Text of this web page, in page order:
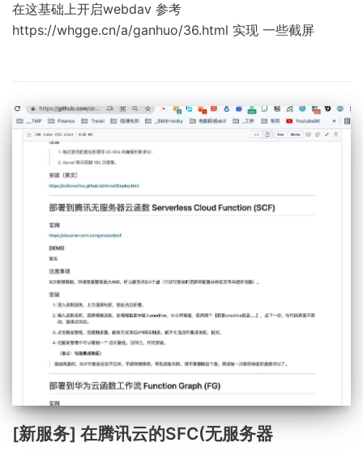
在这基础上开启webdav 参考
https://whgge.cn/a/ganhuo/36.html 实现 一些截屏
[新服务] 在腾讯云的SFC(无服务器